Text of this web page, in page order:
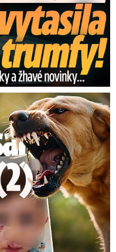
(2) ve tváři!